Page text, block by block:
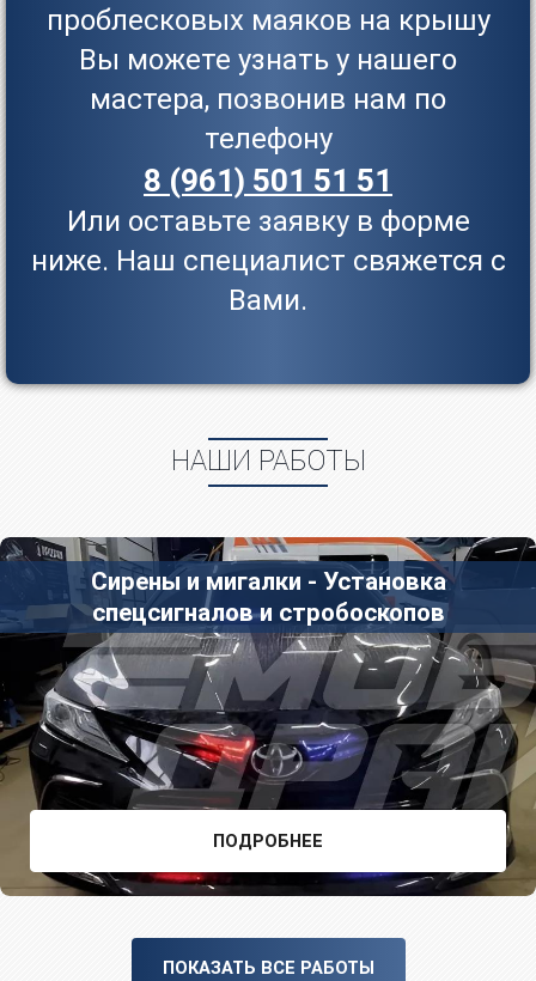
проблесковых маяков на крышу
Вы можете узнать у нашего
мастера, позвонив нам по
телефону
8 (961) 501 51 51
Или оставьте заявку в форме
ниже. Наш специалист свяжется с
Вами.
НАШИ РАБОТЫ
Сирены и мигалки - Установка
спецсигналов и стробоскопов
ПОДРОБНЕЕ
ПОКАЗАТЬ ВСЕ РАБОТЫ